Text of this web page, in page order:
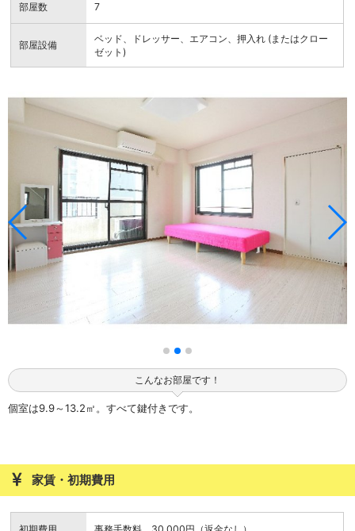
部屋数 7
部屋設備
ベッド、ドレッサー、エアコン、押入れ (またはクロー
ゼット)
こんなお部屋です！
個室は9.9～13.2㎡。すべて鍵付きです。
家賃・初期費用